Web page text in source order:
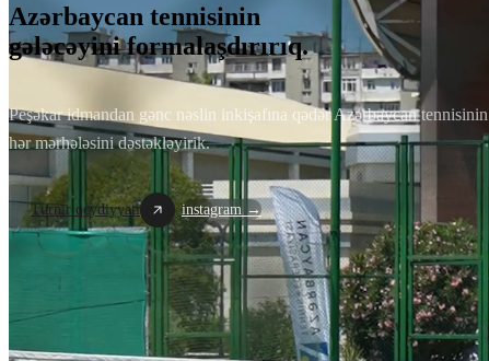
Azərbaycan tennisinin
gələcəyini formalaşdırırıq.
Peşəkar idmandan gənc nəslin inkişafına qədər Azərbaycan tennisinin
hər mərhələsini dəstəkləyirik.
Turnir qeydiyyatı instagram →